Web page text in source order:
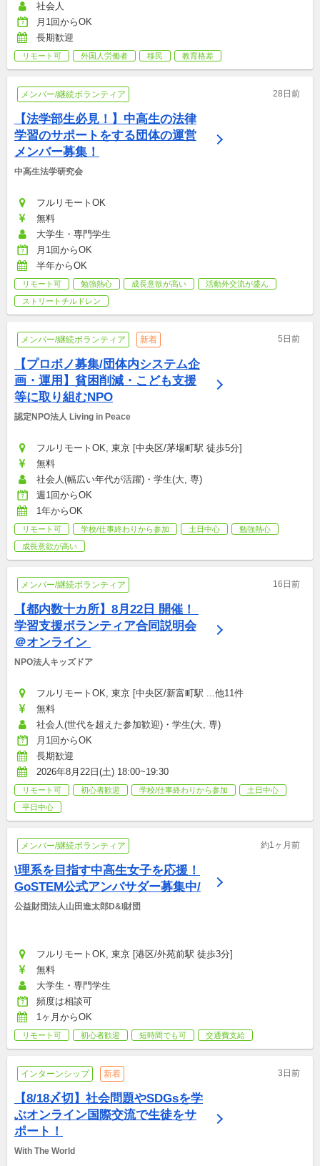
社会人
月1回からOK
長期歓迎
リモート可 外国人労働者 移民 教育格差
メンバー/継続ボランティア 28日前
【法学部生必見！】中高生の法律
学習のサポートをする団体の運営
メンバー募集！
中高生法学研究会
フルリモートOK
無料
大学生・専門学生
月1回からOK
半年からOK
リモート可 勉強熱心 成長意欲が高い
活動外交流が盛ん
ストリートチルドレン
メンバー/継続ボランティア 新着 5日前
【プロボノ募集/団体内システム企
画・運用】貧困削減・こども支援
等に取り組むNPO
認定NPO法人 Living in Peace
フルリモートOK, 東京 [中央区/茅場町駅 徒歩5分]
無料
社会人(幅広い年代が活躍)・学生(大, 専)
週1回からOK
1年からOK
リモート可 学校/仕事終わりから参加 土日中心
勉強熱心
成長意欲が高い
メンバー/継続ボランティア 16日前
【都内数十カ所】8月22日 開催！
学習支援ボランティア合同説明会
NPO法人キッズドア
フルリモートOK, 東京 [中央区/新富町駅 ...他11件
無料
社会人(世代を超えた参加歓迎)・学生(大, 専)
月1回からOK
長期歓迎
2026年8月22日(土) 18:00~19:30
リモート可 初心者歓迎 学校/仕事終わりから参加
土日中心
平日中心
メンバー/継続ボランティア 約1ヶ月前
\理系を目指す中高生女子を応援！
GoSTEM公式アンバサダー募集中/
公益財団法人山田進太郎D&I財団
フルリモートOK, 東京 [港区/外苑前駅 徒歩3分]
無料
大学生・専門学生
頻度は相談可
1ヶ月からOK
リモート可 初心者歓迎 短時間でも可 交通費支給
インターンシップ 新着 3日前
【8/18〆切】社会問題やSDGsを学
ぶオンライン国際交流で生徒をサ
ポート！
With The World